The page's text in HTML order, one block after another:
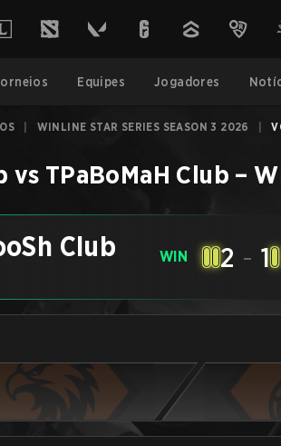
Equipes Jogadores
WINLINE STAR SERIES SEASON 3 2026
vs TPaBoMaH Club –
Club WIN 2 - 1